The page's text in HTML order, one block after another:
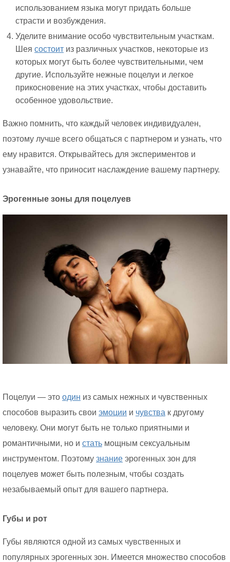
использованием языка могут придать больше
страсти и возбуждения.
Уделите внимание особо чувствительным участкам.
Шея состоит из различных участков, некоторые из
которых могут быть более чувствительными, чем
другие. Используйте нежные поцелуи и легкое
прикосновение на этих участках, чтобы доставить
особенное удовольствие.
Важно помнить, что каждый человек индивидуален,
поэтому лучше всего общаться с партнером и узнать, что
ему нравится. Открывайтесь для экспериментов и
узнавайте, что приносит наслаждение вашему партнеру.
Эрогенные зоны для поцелуев
Поцелуи — это один из самых нежных и чувственных
способов выразить свои эмоции и чувства к другому
человеку. Они могут быть не только приятными и
романтичными, но и стать мощным сексуальным
инструментом. Поэтому знание эрогенных зон для
поцелуев может быть полезным, чтобы создать
незабываемый опыт для вашего партнера.
Губы и рот
Губы являются одной из самых чувственных и
популярных эрогенных зон. Имеется множество способов